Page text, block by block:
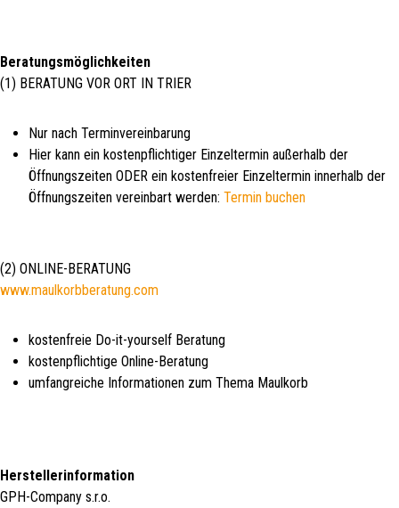
Beratungsmöglichkeiten
(1) BERATUNG VOR ORT IN TRIER
Nur nach Terminvereinbarung
Hier kann ein kostenpflichtiger Einzeltermin außerhalb der
Öffnungszeiten ODER ein kostenfreier Einzeltermin innerhalb der
Öffnungszeiten vereinbart werden: Termin buchen
(2) ONLINE-BERATUNG
www.maulkorbberatung.com
kostenfreie Do-it-yourself Beratung
kostenpflichtige Online-Beratung
umfangreiche Informationen zum Thema Maulkorb
Herstellerinformation
GPH-Company s.r.o.